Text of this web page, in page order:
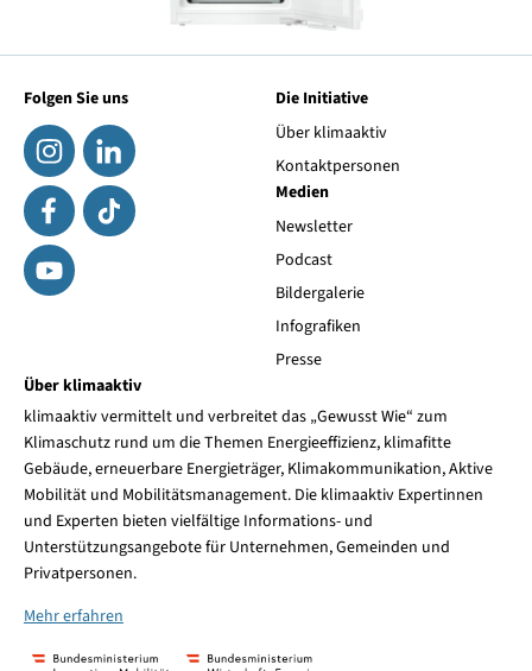
Folgen Sie uns
Die Initiative
Über klimaaktiv
Kontaktpersonen
Medien
Newsletter
Podcast
Bildergalerie
Infografiken
Presse
Über klimaaktiv
klimaaktiv vermittelt und verbreitet das „Gewusst Wie“ zum
Klimaschutz rund um die Themen Energieeffizienz, klimafitte
Gebäude, erneuerbare Energieträger, Klimakommunikation, Aktive
Mobilität und Mobilitätsmanagement. Die klimaaktiv Expertinnen
und Experten bieten vielfältige Informations- und
Unterstützungsangebote für Unternehmen, Gemeinden und
Privatpersonen.
Mehr erfahren